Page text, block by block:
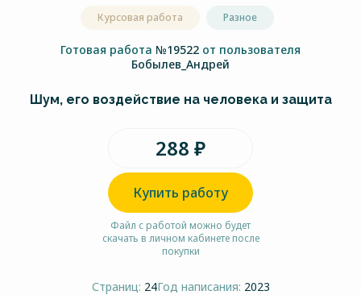
Курсовая работа Разное
Готовая работа №19522 от пользователя
Бобылев_Андрей
Шум, его воздействие на человека и защита
288 ₽
Купить работу
Файл с работой можно будет
скачать в личном кабинете после
покупки
Страниц: 24Год написания: 2023